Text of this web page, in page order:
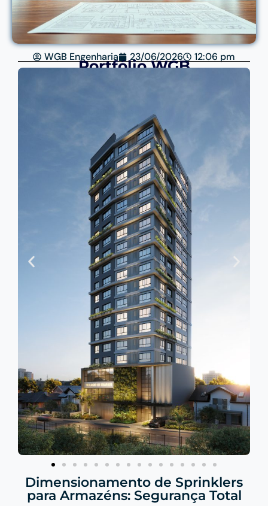
WGB Engenharia 23/06/2026 12:06 pm
Portfólio WGB
Dimensionamento de Sprinklers
para Armazéns: Segurança Total